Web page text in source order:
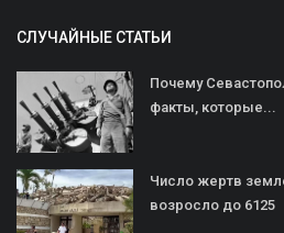
СЛУЧАЙНЫЕ СТАТЬИ
Почему
факты, которые...
Число жертв
возросло до 6125